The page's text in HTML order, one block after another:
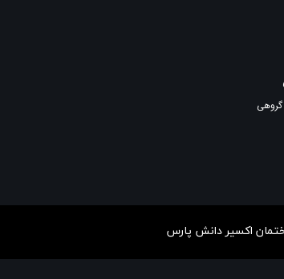
اكسير دانش پارس
گروهی